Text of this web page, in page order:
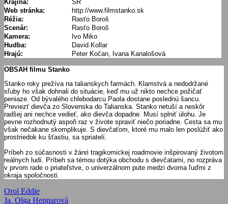
Krajina:
SR
Web stránka:
http://www.filmstanko.sk
Réžia:
Rasťo Boroš
Scenár:
Rasťo Boroš
Kamera:
Ivo Miko
Hudba:
David Kollar
Hrajú:
Peter Kočan, Ivana Kanalošová
OBSAH filmu Stanko
Stanko roky prežíva na talianskych farmách. Klamstvá a nedodržané
sľuby ho však dohnali do situácie, keď mu už nikto nechce požičať
peniaze. Od bývalého chlebodarcu Paola dostane poslednú šancu.
Previezť dievča zo Slovenska do Talianska. Stanko netuší a neskôr
radšej ani nechce vedieť, ako dievča dopadne. Musí splniť úlohu. Je
pevne rozhodnutý aspoň raz v živote spraviť niečo poriadne. Cesta sa mu
však nečakane skomplikuje. S dievčaťom, ktoré mu malo len poslúžiť ako
prostriedok ku šťastiu, sa spriatelí.
Príbeh zo súčasnosti v žánri tragikomickej roadmovie inšpirovaný životom
reálnych ludí. Príbeh sa témou dotýka obchodu s dievčatami, no rozpráva
v prvom rade o priateľstve, o univerzálnom pute medzi dvoma ľuďmi z
okraja spoločnosti.
Navigácia
Previous
Post:
Orol Eddie
Next
Ja, Olga Hepnarová